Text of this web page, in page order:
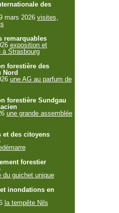
des
mars 2026 visites,
remarquables
exposition et
à Strasbourg
forestière des
Nord
une AG au parfum de
forestière Sundgau
une grande assemblée
et des citoyens
forestier
du guichet unique
inondations en
la tempête Nils